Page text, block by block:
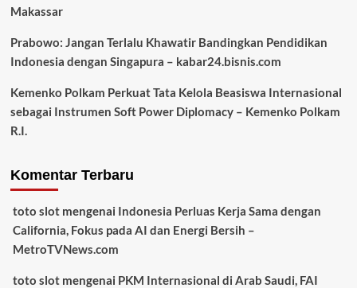
Makassar
Prabowo: Jangan Terlalu Khawatir Bandingkan Pendidikan
Indonesia dengan Singapura – kabar24.bisnis.com
Kemenko Polkam Perkuat Tata Kelola Beasiswa Internasional
sebagai Instrumen Soft Power Diplomacy – Kemenko Polkam
R.I.
Komentar Terbaru
toto slotmengenai Indonesia Perluas Kerja Sama dengan
California, Fokus pada AI dan Energi Bersih –
MetroTVNews.com
toto slotmengenai PKM Internasional di Arab Saudi, FAI